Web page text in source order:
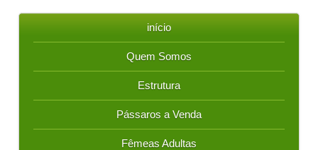
início
Quem Somos
Estrutura
Pássaros a Venda
Fêmeas Adultas